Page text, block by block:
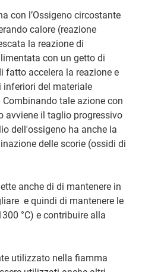
con l’Ossigeno circostante
calore (reazione
la reazione di
con un getto di
fatto accelera la reazione e
del materiale
tale azione con
avviene il taglio progressivo
dell'ossigeno ha anche la
delle scorie (ossidi di
anche di di mantenere in
e quindi di mantenere le
°C) e contribuire alla
utilizzato nella fiamma